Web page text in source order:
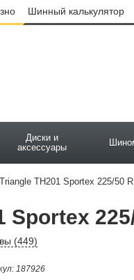
Шинный калькулятор
Диски и
аксессуары
Triangle TH201 Sportex 225/50
(449)
187926